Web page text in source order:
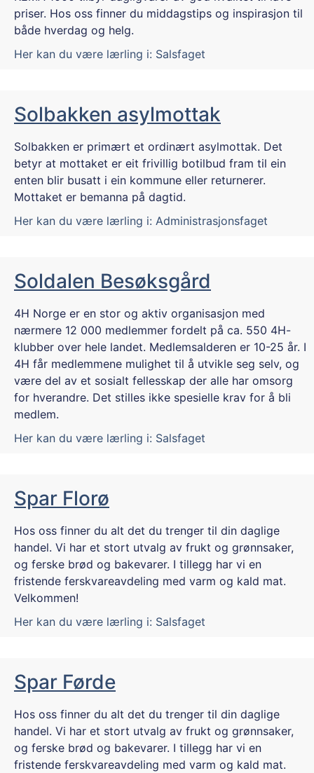
priser. Hos oss finner du middagstips og inspirasjon til
både hverdag og helg.
Her kan du være lærling i: Salsfaget
Solbakken asylmottak
Solbakken er primært et ordinært asylmottak. Det
betyr at mottaket er eit frivillig botilbud fram til ein
enten blir busatt i ein kommune eller returnerer.
Mottaket er bemanna på dagtid.
Her kan du være lærling i: Administrasjonsfaget
Soldalen Besøksgård
4H Norge er en stor og aktiv organisasjon med
nærmere 12 000 medlemmer fordelt på ca. 550 4H-
klubber over hele landet. Medlemsalderen er 10-25 år. I
4H får medlemmene mulighet til å utvikle seg selv, og
være del av et sosialt fellesskap der alle har omsorg
for hverandre. Det stilles ikke spesielle krav for å bli
medlem.
Her kan du være lærling i: Salsfaget
Spar Florø
Hos oss finner du alt det du trenger til din daglige
handel. Vi har et stort utvalg av frukt og grønnsaker,
og ferske brød og bakevarer. I tillegg har vi en
fristende ferskvareavdeling med varm og kald mat.
Velkommen!
Her kan du være lærling i: Salsfaget
Spar Førde
Hos oss finner du alt det du trenger til din daglige
handel. Vi har et stort utvalg av frukt og grønnsaker,
og ferske brød og bakevarer. I tillegg har vi en
fristende ferskvareavdeling med varm og kald mat.